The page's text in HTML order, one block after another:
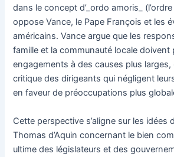
dans le concept d’_ordo amoris_ (l’ordre
oppose Vance, le Pape François et les
américains. Vance argue que les
famille et la communauté locale doivent
engagements à des causes plus larges,
critique des dirigeants qui négligent
en faveur de préoccupations plus
Cette perspective s’aligne sur les idées
Thomas d’Aquin concernant le bien
ultime des législateurs et des